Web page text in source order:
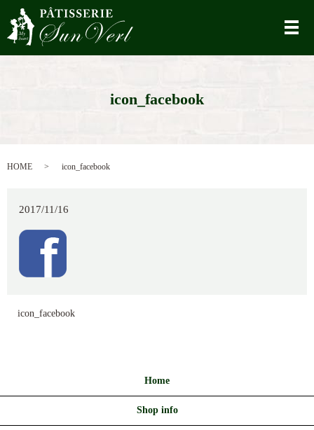
メ
icon_facebook
HOME icon_facebook
2017/11/16
icon_facebook
Home
Shop info